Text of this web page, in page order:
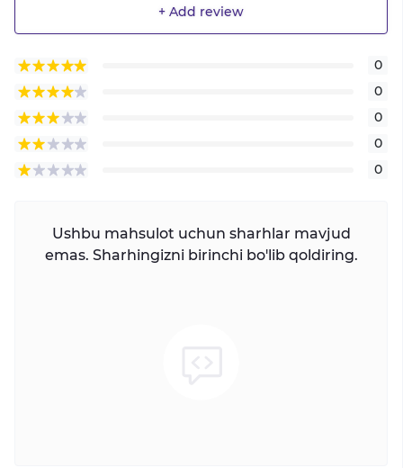
+ Add review
0
0
0
0
0
Ushbu mahsulot uchun sharhlar mavjud
emas. Sharhingizni birinchi bo'lib qoldiring.